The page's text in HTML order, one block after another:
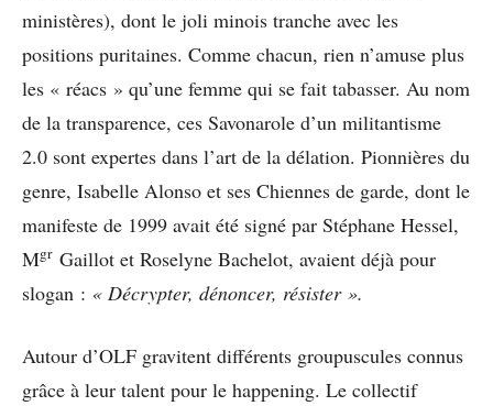
ministères), dont le joli minois tranche avec les
positions puritaines. Comme chacun, rien n’amuse plus
les « réacs » qu’une femme qui se fait tabasser. Au nom
de la transparence, ces Savonarole d’un militantisme
2.0 sont expertes dans l’art de la délation. Pionnières du
genre, Isabelle Alonso et ses Chiennes de garde, dont le
manifeste de 1999 avait été signé par Stéphane Hessel,
Mgr Gaillot et Roselyne Bachelot, avaient déjà pour
slogan : « Décrypter, dénoncer, résister ».
Autour d’OLF gravitent différents groupuscules connus
grâce à leur talent pour le happening. Le collectif